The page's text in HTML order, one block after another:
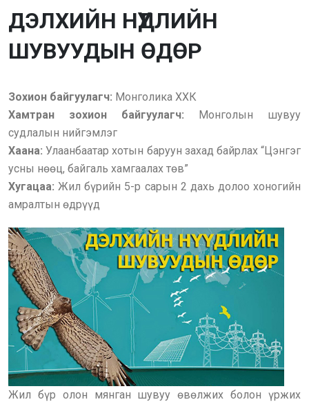
ДЭЛХИЙН НҮҮДЛИЙН
ШУВУУДЫН ӨДӨР
Зохион байгуулагч: Монголика ХХК
Хамтран зохион байгуулагч: Монголын шувуу
судлалын нийгэмлэг
Хаана:Улаанбаатар хотын баруун захад байрлах “Цэнгэг
усны нөөц, байгаль хамгаалах төв”
Хугацаа:Жил бүрийн 5-р сарын 2 дахь долоо хоногийн
амралтын өдрүүд
Жил бүр олон мянган шувуу өвөлжих болон үржих